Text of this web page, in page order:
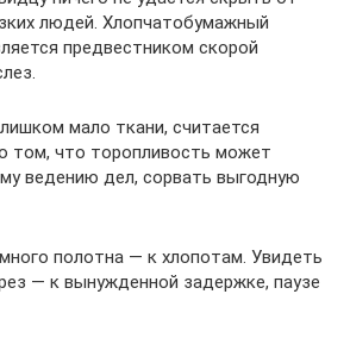
людей. Хлопчатобумажный
предвестником скорой
мало ткани, считается
том, что торопливость может
ведению дел, сорвать выгодную
полотна — к хлопотам. Увидеть
— к вынужденной задержке, паузе